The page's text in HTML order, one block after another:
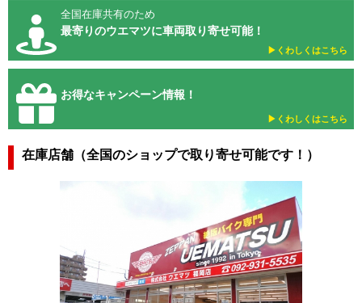
全国在庫共有のため
最寄りのウエマツに車両取り寄せ可能！
▶︎くわしくはこちら
お得なキャンペーン情報！
▶︎くわしくはこちら
在庫店舗（全国のショップで取り寄せ可能です！）